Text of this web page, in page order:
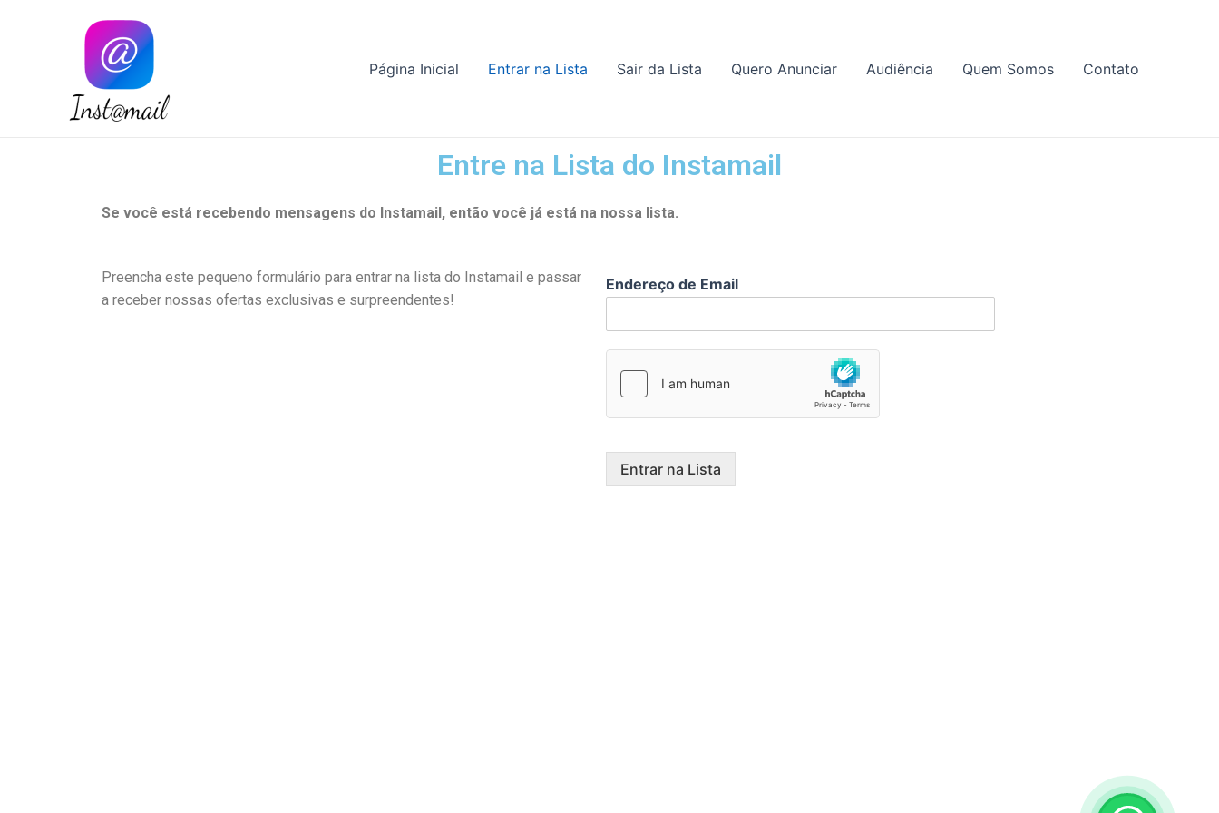
Página Inicial Entrar na Lista Sair da Lista Quero Anunciar Audiência Quem Somos Contato
Entre na Lista do Instamail
Se você está recebendo mensagens do Instamail, então você já está na nossa lista.
Preencha este pequeno formulário para entrar na lista do Instamail e passar
a receber nossas ofertas exclusivas e surpreendentes!
Endereço de Email
Entrar na Lista